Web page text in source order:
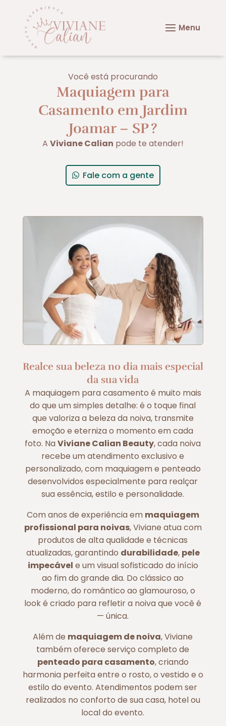
Você está procurando
Maquiagem para
Casamento em Jardim
Joamar – SP?
A Viviane Calian pode te atender!
Fale com a gente
Realce sua beleza no dia mais especial
da sua vida
A maquiagem para casamento é muito mais
do que um simples detalhe: é o toque final
que valoriza a beleza da noiva, transmite
emoção e eterniza o momento em cada
foto. NaViviane Calian Beauty, cada noiva
recebe um atendimento exclusivo e
personalizado, com maquiagem e penteado
desenvolvidos especialmente para realçar
sua essência, estilo e personalidade.
Com anos de experiência em maquiagem
profissional para noivas, Viviane atua com
produtos de alta qualidade e técnicas
atualizadas, garantindo durabilidade, pele
impecável e um visual sofisticado do início
ao fim do grande dia. Do clássico ao
moderno, do romântico ao glamouroso, o
look é criado para refletir a noiva que você é
— única.
Além de maquiagem de noiva, Viviane
também oferece serviço completo de
penteado para casamento, criando
harmonia perfeita entre o rosto, o vestido e o
estilo do evento. Atendimentos podem ser
realizados no conforto de sua casa, hotel ou
local do evento.